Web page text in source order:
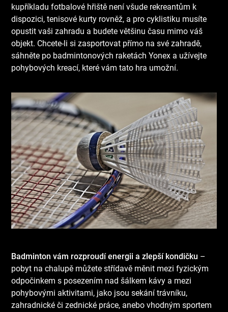
kupříkladu fotbalové hřiště není všude rekreantům k
dispozici, tenisové kurty rovněž, a pro cyklistiku musíte
opustit vaši zahradu a budete většinu času mimo váš
objekt. Chcete-li si zasportovat přímo na své zahradě,
sáhněte po badmintonových raketách Yonex a užívejte
pohybových kreací, které vám tato hra umožní.
Badminton vám rozproudí energii a zlepší kondičku –
pobyt na chalupě můžete střídavě měnit mezi fyzickým
odpočinkem s posezením nad šálkem kávy a mezi
pohybovými aktivitami, jako jsou sekání trávníku,
zahradnické či zednické práce, anebo vhodným sportem